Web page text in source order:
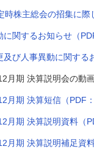
時株主総会の招集に際
に関するお知らせ（
及び人事異動に関する
月期 決算説明会の動
月期 決算短信（PDF：
月期 決算説明資料（
月期 決算説明補足資